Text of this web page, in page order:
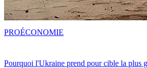
Pourquoi l'Ukraine prend pour cible la plus
PROÉCONOMIE